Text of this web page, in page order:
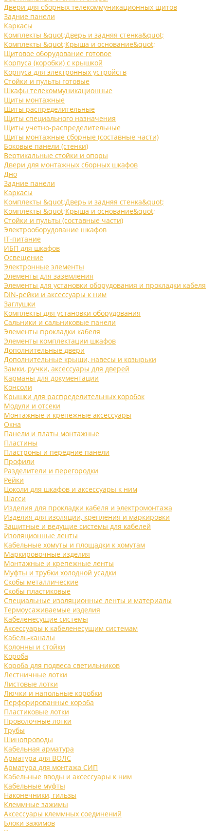
Двери для сборных телекоммуникационных щитов
Задние панели
Каркасы
Комплекты &quot;Дверь и задняя стенка&quot;
Комплекты &quot;Крыша и основание&quot;
Щитовое оборудование готовое
Корпуса (коробки) с крышкой
Корпуса для электронных устройств
Стойки и пульты готовые
Шкафы телекоммуникационные
Щиты монтажные
Щиты распределительные
Щиты специального назначения
Щиты учетно-распределительные
Щиты монтажные сборные (составные части)
Боковые панели (стенки)
Вертикальные стойки и опоры
Двери для монтажных сборных шкафов
Дно
Задние панели
Каркасы
Комплекты &quot;Дверь и задняя стенка&quot;
Комплекты &quot;Крыша и основание&quot;
Стойки и пульты (составные части)
Электрооборудование шкафов
IT-питание
ИБП для шкафов
Освещение
Электронные элементы
Элементы для заземления
Элементы для установки оборудования и прокладки кабеля
DIN-рейки и аксессуары к ним
Заглушки
Комплекты для установки оборудования
Сальники и сальниковые панели
Элементы прокладки кабеля
Элементы комплектации шкафов
Дополнительные двери
Дополнительные крыши, навесы и козырьки
Замки, ручки, аксессуары для дверей
Карманы для документации
Консоли
Крышки для распределительных коробок
Модули и отсеки
Монтажные и крепежные аксессуары
Окна
Панели и платы монтажные
Пластины
Пластроны и передние панели
Профили
Разделители и перегородки
Рейки
Цоколи для шкафов и аксессуары к ним
Шасси
Изделия для прокладки кабеля и электромонтажа
Изделия для изоляции, крепления и маркировки
Защитные и ведущие системы для кабелей
Изоляционные ленты
Кабельные хомуты и площадки к хомутам
Маркировочные изделия
Монтажные и крепежные ленты
Муфты и трубки холодной усадки
Скобы металлические
Скобы пластиковые
Специальные изоляционные ленты и материалы
Термоусаживаемые изделия
Кабеленесущие системы
Аксессуары к кабеленесущим системам
Кабель-каналы
Колонны и стойки
Короба
Короба для подвеса светильников
Лестничные лотки
Листовые лотки
Лючки и напольные коробки
Перфорированные короба
Пластиковые лотки
Проволочные лотки
Трубы
Шинопроводы
Кабельная арматура
Арматура для ВОЛС
Арматура для монтажа СИП
Кабельные вводы и аксессуары к ним
Кабельные муфты
Наконечники, гильзы
Клеммные зажимы
Аксессуары клеммных соединений
Блоки зажимов